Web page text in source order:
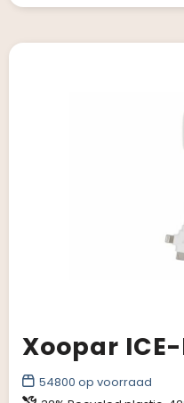
54800 op voorraad